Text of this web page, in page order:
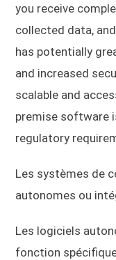
you receive
collected data,
has potentially
and increased
scalable and
premise software
regulatory
Les systèmes de
autonomes ou
Les logiciels
fonction